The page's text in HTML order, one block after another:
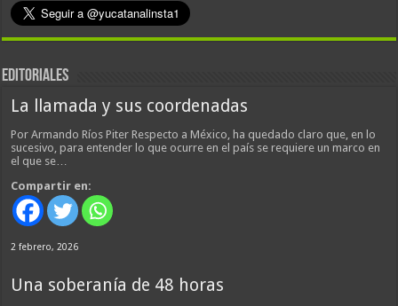
EDITORIALES
La llamada y sus coordenadas
Por Armando Ríos Piter Respecto a México, ha quedado claro que, en lo
sucesivo, para entender lo que ocurre en el país se requiere un marco en
el que se…
Compartir en:
2 febrero, 2026
Una soberanía de 48 horas